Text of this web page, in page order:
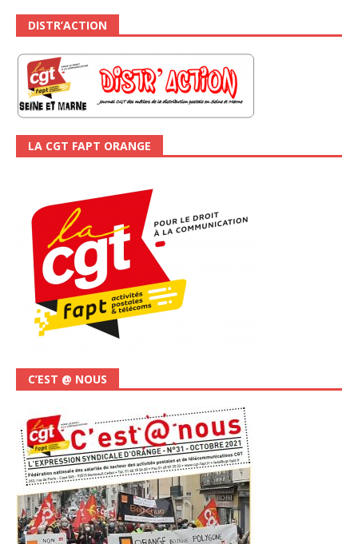
DISTR’ACTION
LA CGT FAPT ORANGE
C’EST @ NOUS